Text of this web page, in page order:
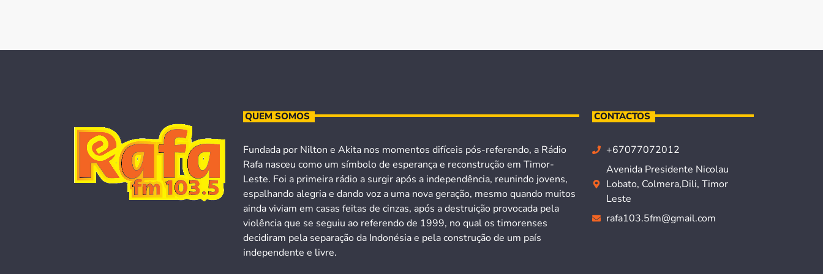
QUEM SOMOS
Fundada por Nilton e Akita nos momentos difíceis pós-referendo, a Rádio
Rafa nasceu como um símbolo de esperança e reconstrução em Timor-
Leste. Foi a primeira rádio a surgir após a independência, reunindo jovens,
espalhando alegria e dando voz a uma nova geração, mesmo quando muitos
ainda viviam em casas feitas de cinzas, após a destruição provocada pela
violência que se seguiu ao referendo de 1999, no qual os timorenses
decidiram pela separação da Indonésia e pela construção de um país
independente e livre.
CONTACTOS
+67077072012
Avenida Presidente Nicolau
Lobato, Colmera,Dili, Timor
Leste
rafa103.5fm@gmail.com